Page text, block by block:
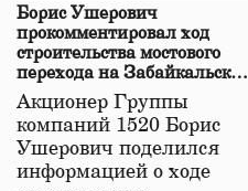
Борис Ушерович
прокомментировал ход
строительства мостового
перехода на Забайкальской
железной дороге
Акционер Группы
компаний 1520 Борис
Ушерович поделился
информацией о ходе